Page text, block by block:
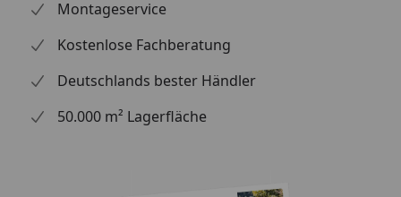
betragen. Vor Gebrauch bitte
schütteln. Das OSMO TopOil
kann nicht auf bestehende Farb-
und Lackanstriche aufgetragen
diese vor dem Auftragen.
Montageservice
Kostenlose Fachberatung
Deutschlands bester Händler
50.000 m² Lagerfläche